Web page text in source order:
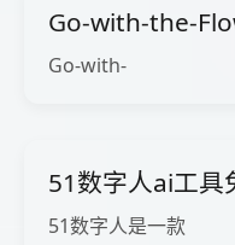
Go-with-the-
Go-with-
51数字人ai工具
51数字人是一款